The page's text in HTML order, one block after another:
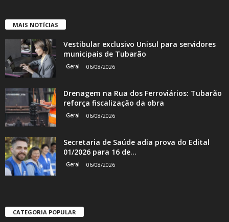
MAIS NOTÍCIAS
Vestibular exclusivo Unisul para servidores
municipais de Tubarão
Geral 06/08/2026
Drenagem na Rua dos Ferroviários: Tubarão
reforça fiscalização da obra
Geral 06/08/2026
Secretaria de Saúde adia prova do Edital
01/2026 para 16 de...
Geral 06/08/2026
CATEGORIA POPULAR